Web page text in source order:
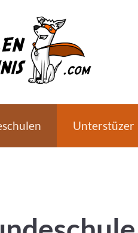
Unterstüzer